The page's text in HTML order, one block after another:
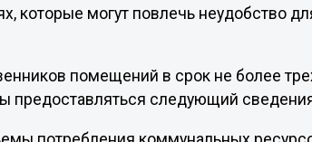
которые могут повлечь неудобство
помещений в срок не более
предоставляться следующий